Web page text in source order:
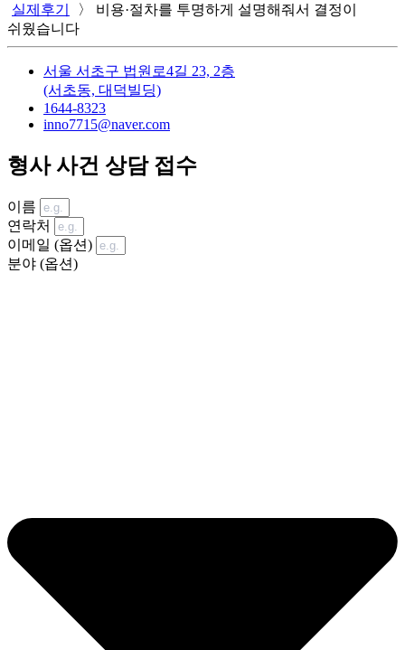
실제후기 〉 비용·절차를 투명하게 설명해줘서 결정이
쉬웠습니다
서울 서초구 법원로4길 23, 2층
(서초동, 대덕빌딩)
1644-8323
inno7715@naver.com
형사 사건 상담 접수
이름
연락처
이메일 (옵션)
분야 (옵션)